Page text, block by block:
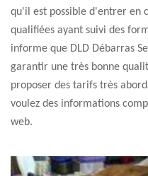
qu'il est possible d'entrer en
qualifiées ayant suivi des
informe que DLD Débarras
garantir une très bonne
proposer des tarifs très
voulez des informations
web.